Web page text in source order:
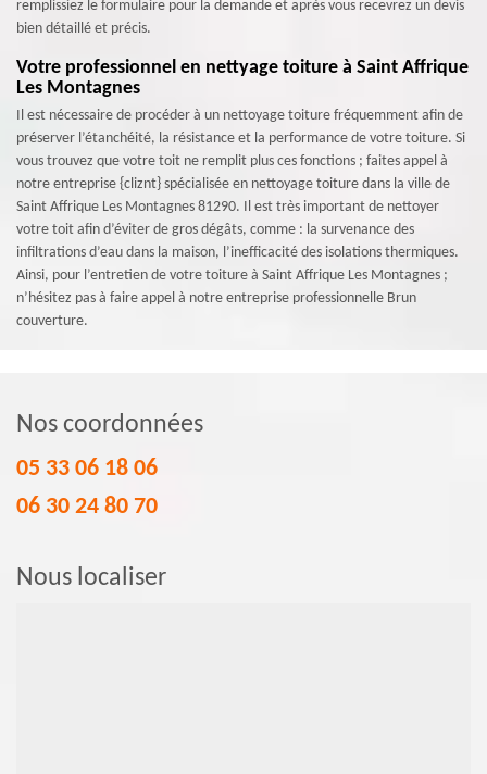
remplissiez le formulaire pour la demande et après vous recevrez un devis
bien détaillé et précis.
Votre professionnel en nettyage toiture à Saint Affrique
Les Montagnes
Il est nécessaire de procéder à un nettoyage toiture fréquemment afin de
préserver l’étanchéité, la résistance et la performance de votre toiture. Si
vous trouvez que votre toit ne remplit plus ces fonctions ; faites appel à
notre entreprise {cliznt} spécialisée en nettoyage toiture dans la ville de
Saint Affrique Les Montagnes 81290. Il est très important de nettoyer
votre toit afin d’éviter de gros dégâts, comme : la survenance des
infiltrations d’eau dans la maison, l’inefficacité des isolations thermiques.
Ainsi, pour l’entretien de votre toiture à Saint Affrique Les Montagnes ;
n’hésitez pas à faire appel à notre entreprise professionnelle Brun
couverture.
Nos coordonnées
05 33 06 18 06
06 30 24 80 70
Nous localiser